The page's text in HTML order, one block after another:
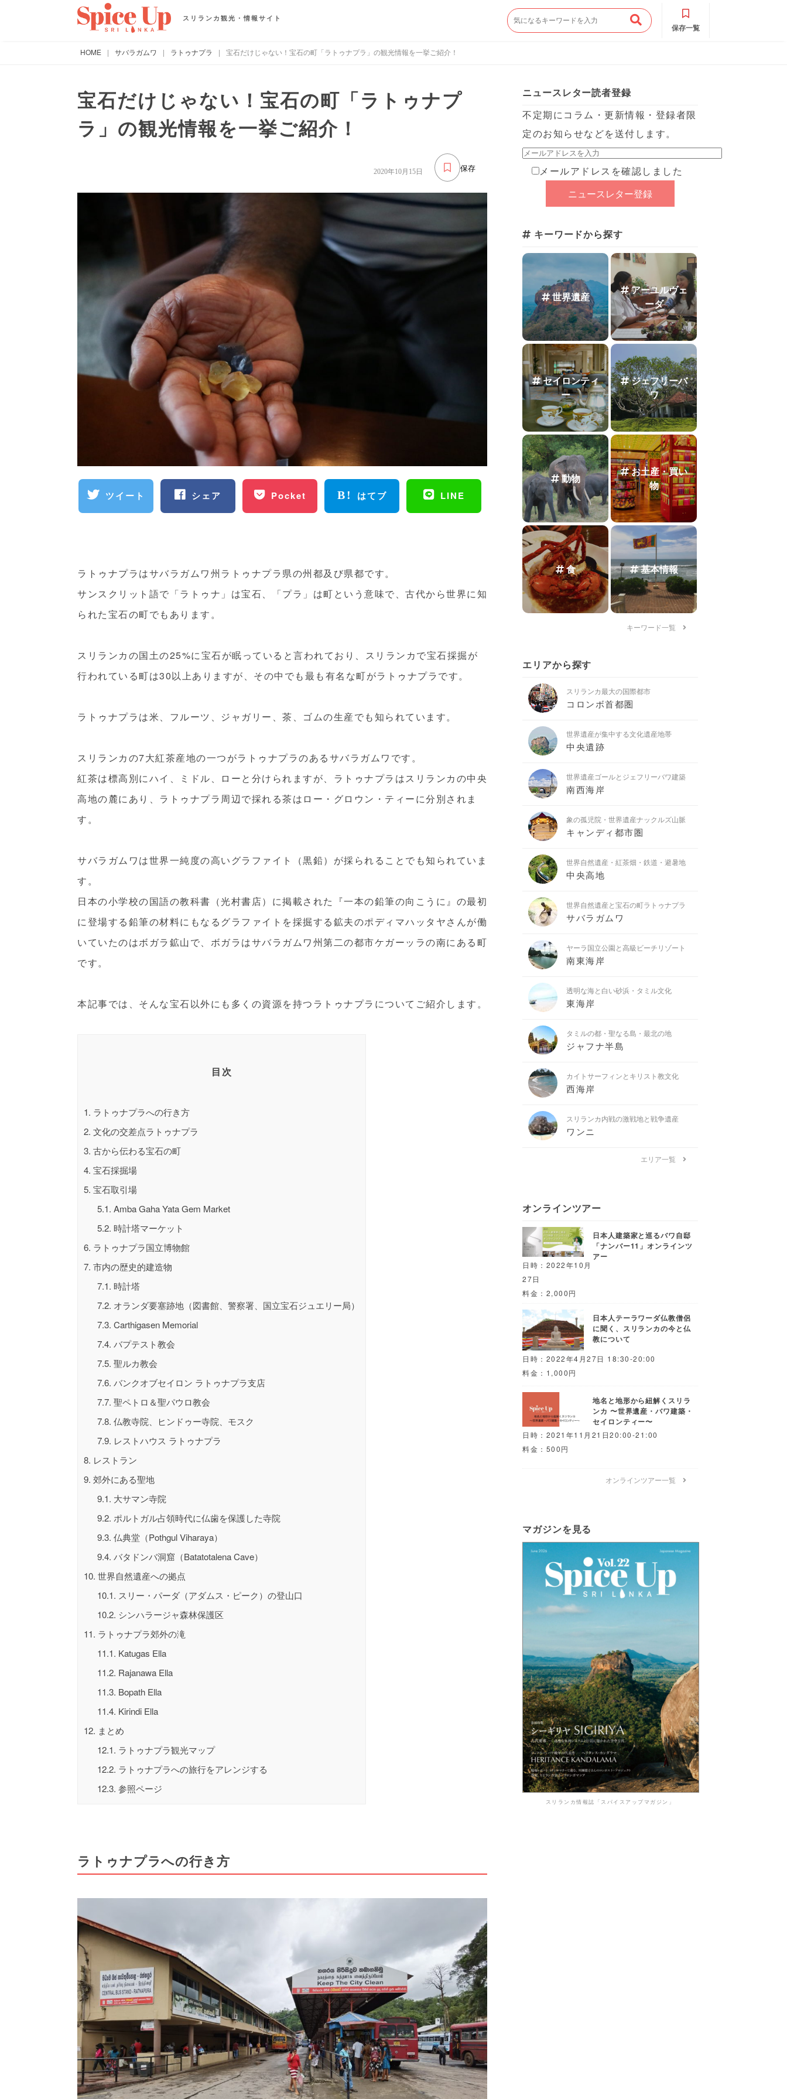
スリランカ観光・情報サイト
保存一覧
HOME | サバラガムワ | ラトゥナプラ | 宝石だけじゃない！宝石の町「ラトゥナプラ」の観光情報を一挙ご紹介！
宝石だけじゃない！宝石の町「ラトゥナプ
ラ」の観光情報を一挙ご紹介！
保存
2020年10月15日
ツイート シェア Pocket はてブ LINE
ラトゥナプラはサバラガムワ州ラトゥナプラ県の州都及び県都です。
サンスクリット語で「ラトゥナ」は宝石、「プラ」は町という意味で、古代から世界に知
られた宝石の町でもあります。
スリランカの国土の25%に宝石が眠っていると言われており、スリランカで宝石採掘が
行われている町は30以上ありますが、その中でも最も有名な町がラトゥナプラです。
ラトゥナプラは米、フルーツ、ジャガリー、茶、ゴムの生産でも知られています。
スリランカの7大紅茶産地の一つがラトゥナプラのあるサバラガムワです。
紅茶は標高別にハイ、ミドル、ローと分けられますが、ラトゥナプラはスリランカの中央
高地の麓にあり、ラトゥナプラ周辺で採れる茶はロー・グロウン・ティーに分別されま
す。
サバラガムワは世界一純度の高いグラファイト（黒鉛）が採られることでも知られていま
す。
日本の小学校の国語の教科書（光村書店）に掲載された『一本の鉛筆の向こうに』の最初
に登場する鉛筆の材料にもなるグラファイトを採掘する鉱夫のポディマハッタヤさんが働
いていたのはボガラ鉱山で、ボガラはサバラガムワ州第二の都市ケガーッラの南にある町
です。
本記事では、そんな宝石以外にも多くの資源を持つラトゥナプラについてご紹介します。
目次
1. ラトゥナプラへの行き方
2. 文化の交差点ラトゥナプラ
3. 古から伝わる宝石の町
4. 宝石採掘場
5. 宝石取引場
5.1. Amba Gaha Yata Gem Market
5.2. 時計塔マーケット
6. ラトゥナプラ国立博物館
7. 市内の歴史的建造物
7.1. 時計塔
7.2. オランダ要塞跡地（図書館、警察署、国立宝石ジュエリー局）
7.3. Carthigasen Memorial
7.4. バプテスト教会
7.5. 聖ルカ教会
7.6. バンクオブセイロン ラトゥナプラ支店
7.7. 聖ペトロ＆聖パウロ教会
7.8. 仏教寺院、ヒンドゥー寺院、モスク
7.9. レストハウス ラトゥナプラ
8. レストラン
9. 郊外にある聖地
9.1. 大サマン寺院
9.2. ポルトガル占領時代に仏歯を保護した寺院
9.3. 仏典堂（Pothgul Viharaya）
9.4. バタドンバ洞窟（Batatotalena Cave）
10. 世界自然遺産への拠点
10.1. スリー・パーダ（アダムス・ピーク）の登山口
10.2. シンハラージャ森林保護区
11. ラトゥナプラ郊外の滝
11.1. Katugas Ella
11.2. Rajanawa Ella
11.3. Bopath Ella
11.4. Kirindi Ella
12. まとめ
12.1. ラトゥナプラ観光マップ
12.2. ラトゥナプラへの旅行をアレンジする
12.3. 参照ページ
ラトゥナプラへの行き方
ニュースレター読者登録
不定期にコラム・更新情報・登録者限
定のお知らせなどを送付します。
メールアドレスを確認しました
キーワードから探す
世界遺産
アーユルヴェ
ーダ
セイロンティ
ー
ジェフリーバ
ワ
動物
お土産・買い
物
食 基本情報
キーワード一覧
エリアから探す
スリランカ最大の国際都市
コロンボ首都圏
世界遺産が集中する文化遺産地帯
中央遺跡
世界遺産ゴールとジェフリーバワ建築
南西海岸
象の孤児院・世界遺産ナックルズ山脈
キャンディ都市圏
世界自然遺産・紅茶畑・鉄道・避暑地
中央高地
世界自然遺産と宝石の町ラトゥナプラ
サバラガムワ
ヤーラ国立公園と高級ビーチリゾート
南東海岸
透明な海と白い砂浜・タミル文化
東海岸
タミルの都・聖なる島・最北の地
ジャフナ半島
カイトサーフィンとキリスト教文化
西海岸
スリランカ内戦の激戦地と戦争遺産
ワンニ
エリア一覧
オンラインツアー
日本人建築家と巡るバワ自邸
「ナンバー11」オンラインツ
アー
日時：2022年10月
27日
料金：2,000円
日本人テーラワーダ仏教僧侶
に聞く、スリランカの今と仏
教について
日時：2022年4月27日 18:30-20:00
料金：1,000円
地名と地形から紐解くスリラ
ンカ 〜世界遺産・バワ建築・
セイロンティー〜
日時：2021年11月21日20:00-21:00
料金：500円
オンラインツアー一覧
マガジンを見る
スリランカ情報誌「スパイスアップマガジン」